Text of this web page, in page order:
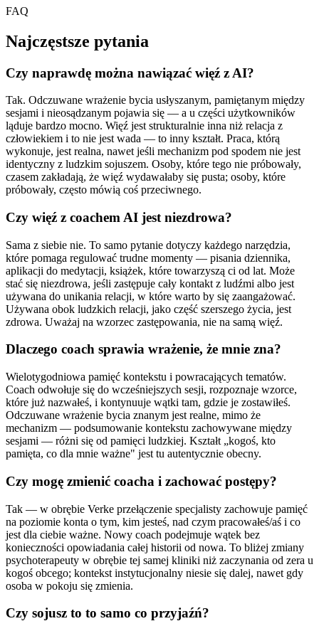
FAQ
Najczęstsze pytania
Czy naprawdę można nawiązać więź z AI?
Tak. Odczuwane wrażenie bycia usłyszanym, pamiętanym między
sesjami i nieosądzanym pojawia się — a u części użytkowników
ląduje bardzo mocno. Więź jest strukturalnie inna niż relacja z
człowiekiem i to nie jest wada — to inny kształt. Praca, którą
wykonuje, jest realna, nawet jeśli mechanizm pod spodem nie jest
identyczny z ludzkim sojuszem. Osoby, które tego nie próbowały,
czasem zakładają, że więź wydawałaby się pusta; osoby, które
próbowały, często mówią coś przeciwnego.
Czy więź z coachem AI jest niezdrowa?
Sama z siebie nie. To samo pytanie dotyczy każdego narzędzia,
które pomaga regulować trudne momenty — pisania dziennika,
aplikacji do medytacji, książek, które towarzyszą ci od lat. Może
stać się niezdrowa, jeśli zastępuje cały kontakt z ludźmi albo jest
używana do unikania relacji, w które warto by się zaangażować.
Używana obok ludzkich relacji, jako część szerszego życia, jest
zdrowa. Uważaj na wzorzec zastępowania, nie na samą więź.
Dlaczego coach sprawia wrażenie, że mnie zna?
Wielotygodniowa pamięć kontekstu i powracających tematów.
Coach odwołuje się do wcześniejszych sesji, rozpoznaje wzorce,
które już nazwałeś, i kontynuuje wątki tam, gdzie je zostawiłeś.
Odczuwane wrażenie bycia znanym jest realne, mimo że
mechanizm — podsumowanie kontekstu zachowywane między
sesjami — różni się od pamięci ludzkiej. Kształt „kogoś, kto
pamięta, co dla mnie ważne" jest tu autentycznie obecny.
Czy mogę zmienić coacha i zachować postępy?
Tak — w obrębie Verke przełączenie specjalisty zachowuje pamięć
na poziomie konta o tym, kim jesteś, nad czym pracowałeś/aś i co
jest dla ciebie ważne. Nowy coach podejmuje wątek bez
konieczności opowiadania całej historii od nowa. To bliżej zmiany
psychoterapeuty w obrębie tej samej kliniki niż zaczynania od zera u
kogoś obcego; kontekst instytucjonalny niesie się dalej, nawet gdy
osoba w pokoju się zmienia.
Czy sojusz to to samo co przyjaźń?